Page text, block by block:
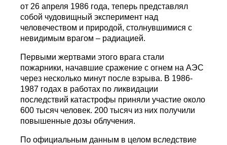
от 26 апреля 1986 года, теперь представлял
собой чудовищный эксперимент над
человечеством и природой, столнувшимися с
невидимым врагом – радиацией.
Первыми жертвами этого врага стали
пожарники, начавшие сражение с огнем на АЭС
через несколько минут после взрыва. В 1986-
1987 годах в работах по ликвидации
последствий катастрофы приняли участие около
600 тысяч человек. 200 тысяч из них получили
повышенные дозы облучения.
По официальным данным в целом вследствие